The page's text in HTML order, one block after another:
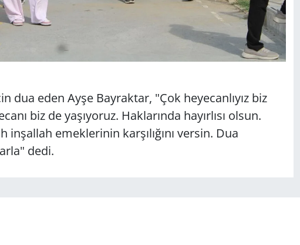
dua eden Ayşe Bayraktar, "Çok heyecanlıyız biz
biz de yaşıyoruz. Haklarında hayırlısı olsun.
inşallah emeklerinin karşılığını versin. Dua
dedi.